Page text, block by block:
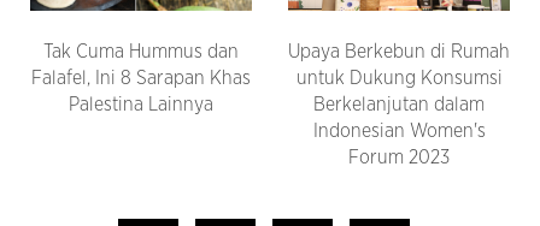
Tak Cuma Hummus dan
Falafel, Ini 8 Sarapan Khas
Palestina Lainnya
Upaya Berkebun di Rumah
untuk Dukung Konsumsi
Berkelanjutan dalam
Indonesian Women's
Forum 2023